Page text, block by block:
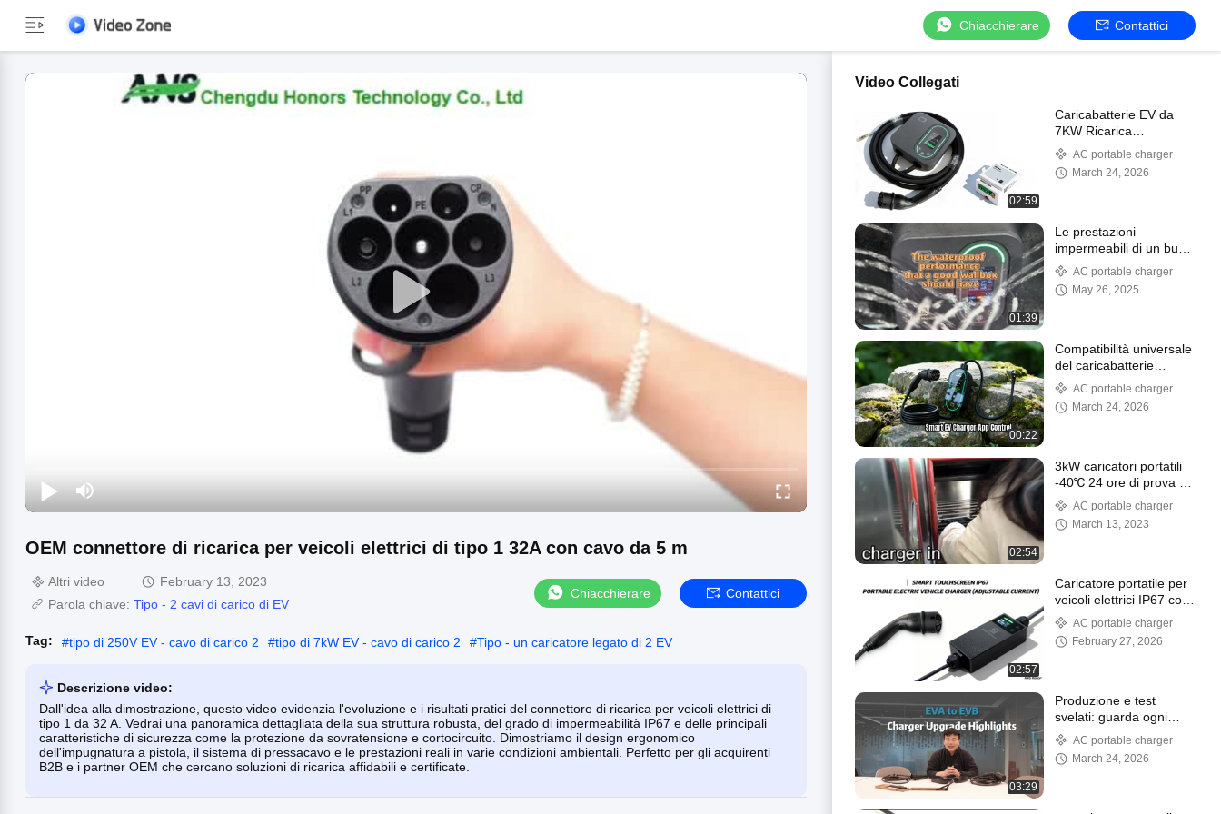
Chiacchierare Contattici
OEM connettore di ricarica per veicoli elettrici di tipo 1 32A con cavo da 5 m
Altri video
February 13, 2023
Parola chiave: Tipo - 2 cavi di carico di EV
Chiacchierare Contattici
Tag: #tipo di 250V EV - cavo di carico 2 #tipo di 7kW EV - cavo di carico 2 #Tipo - un caricatore legato di 2 EV
Descrizione video:
Dall'idea alla dimostrazione, questo video evidenzia l'evoluzione e i risultati pratici del connettore di ricarica per veicoli elettrici di
tipo 1 da 32 A. Vedrai una panoramica dettagliata della sua struttura robusta, del grado di impermeabilità IP67 e delle principali
caratteristiche di sicurezza come la protezione da sovratensione e cortocircuito. Dimostriamo il design ergonomico
dell'impugnatura a pistola, il sistema di pressacavo e le prestazioni reali in varie condizioni ambientali. Perfetto per gli acquirenti
B2B e i partner OEM che cercano soluzioni di ricarica affidabili e certificate.
Video Collegati
02:59
Caricabatterie EV da
7KW Ricarica
velocemente la tua auto
AC portable charger
March 24, 2026
01:39
Le prestazioni
impermeabili di un buon
wallboxAC portable charger
May 26, 2025
00:22
Compatibilità universale
del caricabatterie
intelligente per veicoli
elettrici
AC portable charger
March 24, 2026
02:54
3kW caricatori portatili
-40℃ 24 ore di prova di
bassa temperatura
AC portable charger
March 13, 2023
02:57
Caricatore portatile per
veicoli elettrici IP67 con
touchscreen intelligente
(corrente regolabile)
AC portable charger
February 27, 2026
03:29
Produzione e test
svelati: guarda ogni
fase di produzione e
tutti gli elementi di prova
AC portable charger
March 24, 2026